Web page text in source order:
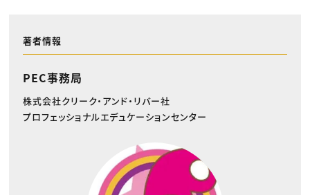
著者情報
PEC事務局
株式会社クリーク・アンド・リバー社
プロフェッショナルエデュケーションセンター